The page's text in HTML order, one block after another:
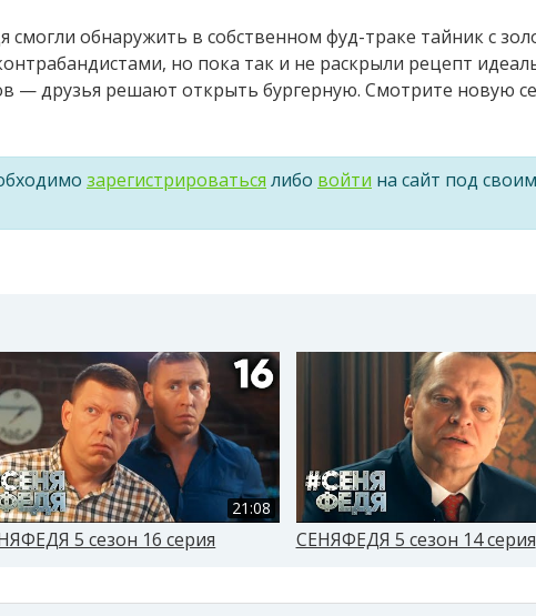
обнаружить в собственном фуд-траке тайник с
но пока так и не раскрыли рецепт
— друзья решают открыть бургерную. Смотрите новую
зарегистрироваться либо войти на сайт под своим
21:08
5 сезон 16 серия СЕНЯФЕДЯ 5 сезон 14 серия